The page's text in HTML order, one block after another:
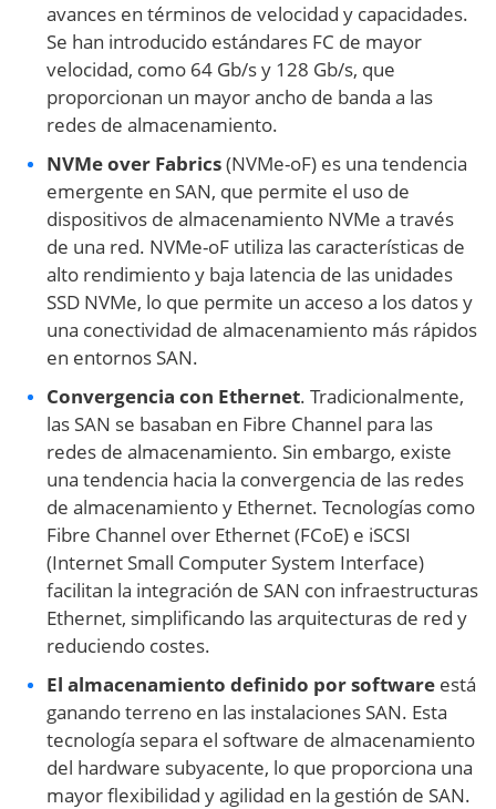
avances en términos de velocidad y capacidades.
Se han introducido estándares FC de mayor
velocidad, como 64 Gb/s y 128 Gb/s, que
proporcionan un mayor ancho de banda a las
redes de almacenamiento.
NVMe over Fabrics(NVMe-oF) es una tendencia
emergente en SAN, que permite el uso de
dispositivos de almacenamiento NVMe a través
de una red. NVMe-oF utiliza las características de
alto rendimiento y baja latencia de las unidades
SSD NVMe, lo que permite un acceso a los datos y
una conectividad de almacenamiento más rápidos
en entornos SAN.
Convergencia con Ethernet. Tradicionalmente,
las SAN se basaban en Fibre Channel para las
redes de almacenamiento. Sin embargo, existe
una tendencia hacia la convergencia de las redes
de almacenamiento y Ethernet. Tecnologías como
Fibre Channel over Ethernet (FCoE) e iSCSI
(Internet Small Computer System Interface)
facilitan la integración de SAN con infraestructuras
Ethernet, simplificando las arquitecturas de red y
reduciendo costes.
El almacenamiento definido por software está
ganando terreno en las instalaciones SAN. Esta
tecnología separa el software de almacenamiento
del hardware subyacente, lo que proporciona una
mayor flexibilidad y agilidad en la gestión de SAN.